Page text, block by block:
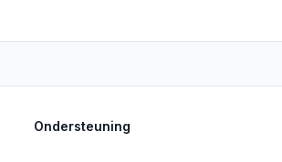
Ondersteuning